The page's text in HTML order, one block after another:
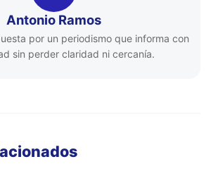
Antonio Ramos
por un periodismo que informa con
sin perder claridad ni cercanía.